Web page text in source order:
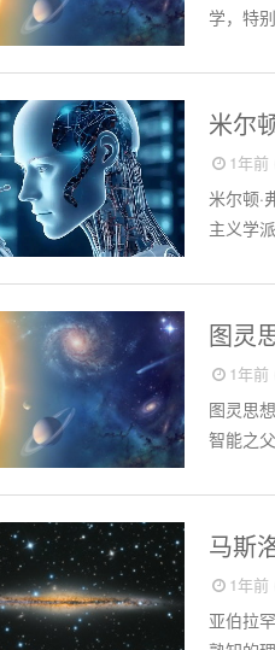
学，特
外国名人 米尔
1年前
米尔顿·
主义学
外国名人 图灵
1年前
图灵思
智能之
外国名人 马斯
1年前
亚伯拉